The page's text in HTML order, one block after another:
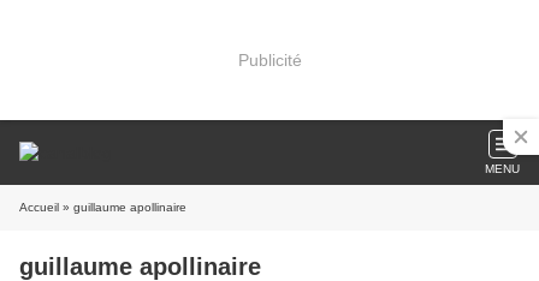
Publicité
MENU
Accueil » guillaume apollinaire
guillaume apollinaire